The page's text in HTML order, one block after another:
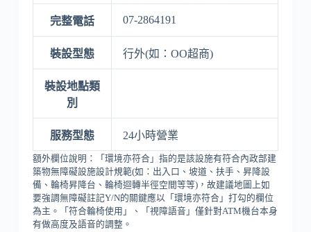
完整電話 07-2864191
裝設型態 行外(如：OO超商)
裝設地點類
別
服務型態 24小時營業
額外欄位說明：「環境亦符合」指的是該設施有符合內政部建
築物無障礙設施設計規範(如：出入口、坡道、扶手、昇降設
備、輪椅昇降台、輪椅迴轉半徑空間等等)，故建議地圖上如
要強調無障礙註記Y/N的關鍵應以「環境亦符合」打勾的欄位
為主。「符合輪椅使用」、「視障語音」僅針對ATM機台本身
有做高度及語音的調整。